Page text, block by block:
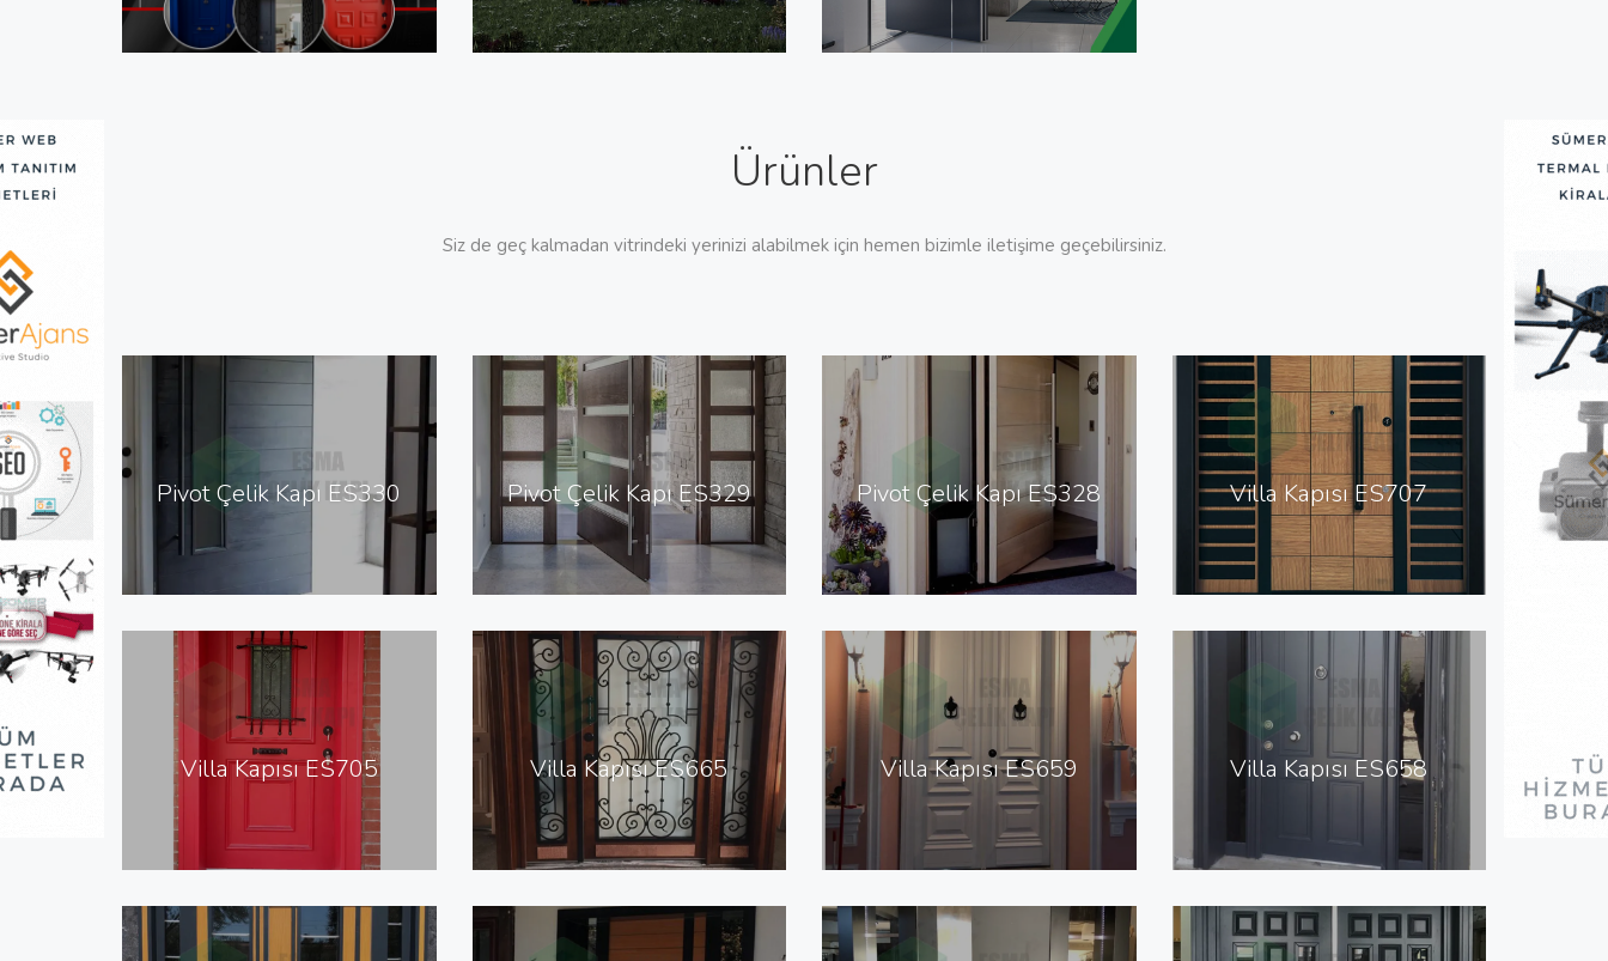
Ürünler
Siz de geç kalmadan vitrindeki yerinizi alabilmek için hemen bizimle iletişime geçebilirsiniz.
Pivot Çelik Kapı ES330 Pivot Çelik Kapı ES329 Pivot Çelik Kapı ES328 Villa Kapısı ES707
Villa Kapısı ES705 Villa Kapısı ES665 Villa Kapısı ES659 Villa Kapısı ES658